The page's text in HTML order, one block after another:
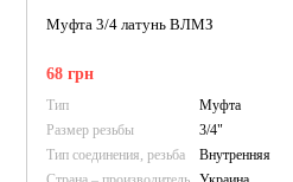
Муфта 3/4 латунь ВЛМЗ
68 грн
Тип
Муфта
Размер резьбы
3/4"
Тип соединения, резьба
Внутренняя